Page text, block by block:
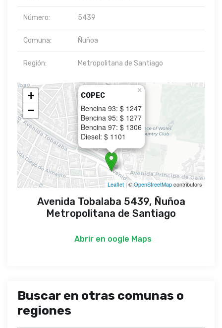
Número: 5439
Comuna: Ñuñoa
Región: Metropolitana de Santiago
COPEC
Bencina 93: $ 1247
Bencina 95: $ 1277
Bencina 97: $ 1306
Diesel: $ 1101
×
+
−
Leaflet | ©OpenStreetMapcontributors
Avenida Tobalaba 5439, Ñuñoa
Metropolitana de Santiago
Abrir en oogle Maps
Buscar en otras comunas o
regiones